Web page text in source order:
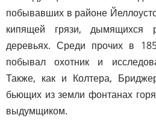
побывавших в районе
кипящей грязи, дымящихся
деревьях. Среди прочих в
побывал охотник и
Также, как и Колтера,
бьющих из земли фонтанах
выдумщиком.